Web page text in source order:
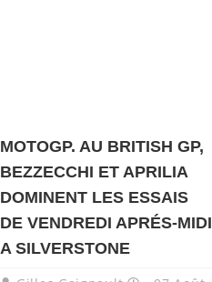
MOTOGP. AU BRITISH GP,
BEZZECCHI ET APRILIA
DOMINENT LES ESSAIS
DE VENDREDI APRÉS-MIDI
A SILVERSTONE